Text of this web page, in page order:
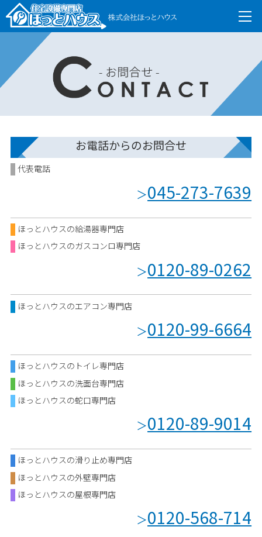
お電話からのお問合せ
代表電話
＞045-273-7639
ほっとハウスの給湯器専門店
ほっとハウスのガスコンロ専門店
＞0120-89-0262
ほっとハウスのエアコン専門店
＞0120-99-6664
ほっとハウスのトイレ専門店
ほっとハウスの洗面台専門店
ほっとハウスの蛇口専門店
＞0120-89-9014
ほっとハウスの滑り止め専門店
ほっとハウスの外壁専門店
ほっとハウスの屋根専門店
＞0120-568-714